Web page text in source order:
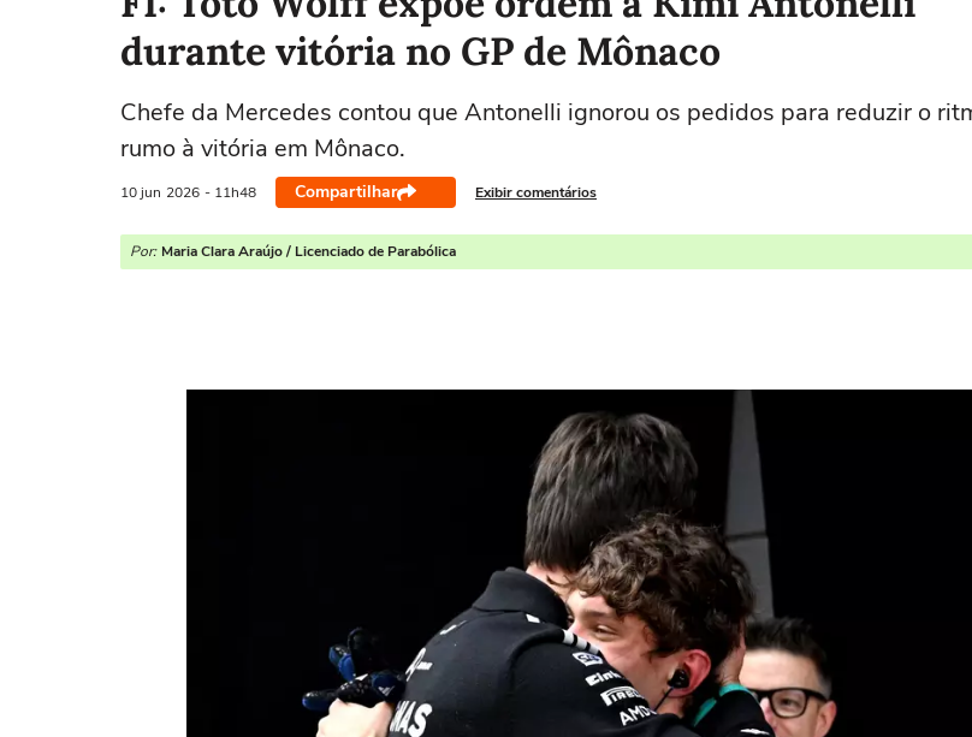
durante vitória no GP de Mônaco
Chefe da Mercedes contou que Antonelli ignorou os pedidos para reduzir o
rumo à vitória em Mônaco.
10 jun 2026 - 11h48 Compartilhar Exibir comentários
Por: Maria Clara Araújo / Licenciado de Parabólica